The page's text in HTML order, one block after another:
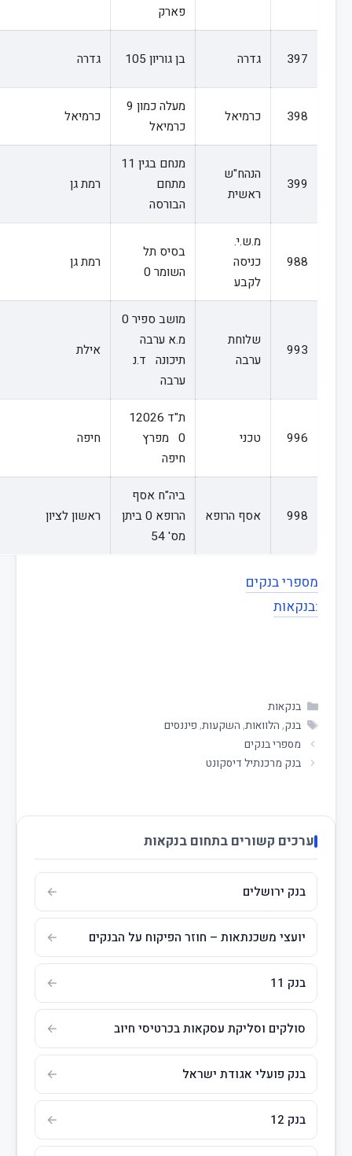
פארק
397 גדרה בן גוריון 105 גדרה
398 כרמיאל
מעלה כמון 9
כרמיאל
כרמיאל
399
הנהח"ש
ראשית
מנחם בגין 11
מתחם
הבורסה
רמת גן
988
מ.ש.י.
כניסה
לקבע
בסיס תל
השומר 0
רמת גן
993
שלוחת
ערבה
מושב ספיר 0
מ.א ערבה
תיכונה ד.נ
ערבה
אילת
996 טכני
ת"ד 12026
0 מפרץ
חיפה
חיפה
998 אסף הרופא
ביה"ח אסף
הרופא 0 ביתן
מס' 54
ראשון לציון
מספרי בנקים
:בנקאות
בנקאות
בנק, הלוואות, השקעות, פיננסים
מספרי בנקים
בנק מרכנתיל דיסקונט
ערכים קשורים בתחום בנקאות
בנק ירושלים
יועצי משכנתאות – חוזר הפיקוח על הבנקים
בנק 11
סולקים וסליקת עסקאות בכרטיסי חיוב
בנק פועלי אגודת ישראל
בנק 12